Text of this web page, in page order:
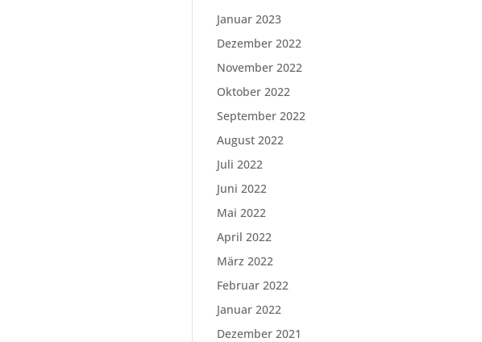
Januar 2023
Dezember 2022
November 2022
Oktober 2022
September 2022
August 2022
Juli 2022
Juni 2022
Mai 2022
April 2022
März 2022
Februar 2022
Januar 2022
Dezember 2021